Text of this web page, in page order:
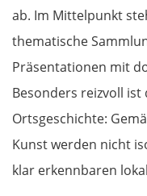
ab. Im Mittelpunkt
thematische
Präsentationen mit
Besonders reizvoll
Ortsgeschichte:
Kunst werden nicht
klar erkennbaren